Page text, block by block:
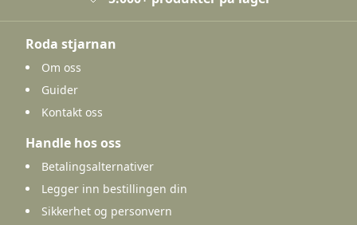
Roda stjarnan
Om oss
Guider
Kontakt oss
Handle hos oss
Betalingsalternativer
Legger inn bestillingen din
Sikkerhet og personvern